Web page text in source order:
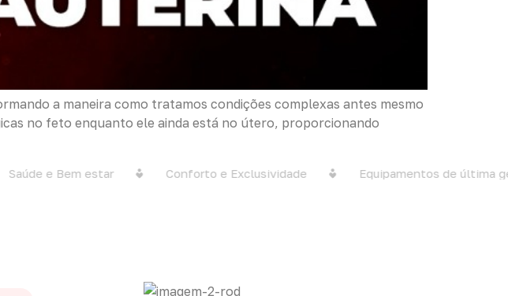
a maneira como tratamos condições complexas antes mesmo
no feto enquanto ele ainda está no útero, proporcionando
e Bem estar Conforto e Exclusividade Equipamentos de última